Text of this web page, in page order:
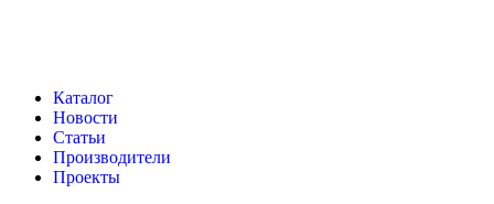
Каталог
Новости
Статьи
Производители
Проекты